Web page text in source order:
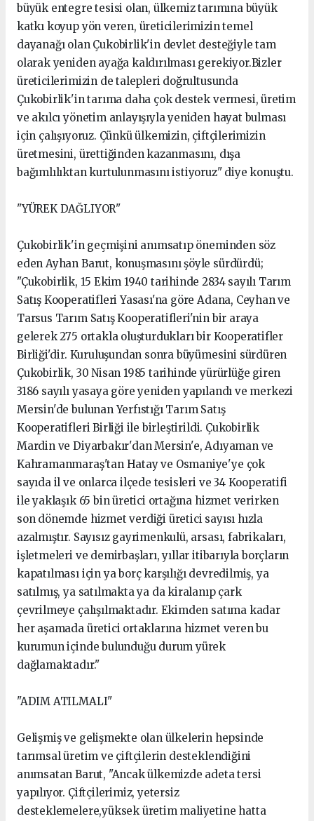
büyük entegre tesisi olan, ülkemiz tarımına büyük
katkı koyup yön veren, üreticilerimizin temel
dayanağı olan Çukobirlik'in devlet desteğiyle tam
olarak yeniden ayağa kaldırılması gerekiyor.Bizler
üreticilerimizin de talepleri doğrultusunda
Çukobirlik'in tarıma daha çok destek vermesi, üretim
ve akılcı yönetim anlayışıyla yeniden hayat bulması
için çalışıyoruz. Çünkü ülkemizin, çiftçilerimizin
üretmesini, ürettiğinden kazanmasını, dışa
bağımlılıktan kurtulunmasını istiyoruz" diye konuştu.
"YÜREK DAĞLIYOR"
Çukobirlik'in geçmişini anımsatıp öneminden söz
eden Ayhan Barut, konuşmasını şöyle sürdürdü;
"Çukobirlik, 15 Ekim 1940 tarihinde 2834 sayılı Tarım
Satış Kooperatifleri Yasası'na göre Adana, Ceyhan ve
Tarsus Tarım Satış Kooperatifleri'nin bir araya
gelerek 275 ortakla oluşturdukları bir Kooperatifler
Birliği'dir. Kuruluşundan sonra büyümesini sürdüren
Çukobirlik, 30 Nisan 1985 tarihinde yürürlüğe giren
3186 sayılı yasaya göre yeniden yapılandı ve merkezi
Mersin'de bulunan Yerfıstığı Tarım Satış
Kooperatifleri Birliği ile birleştirildi. Çukobirlik
Mardin ve Diyarbakır'dan Mersin'e, Adıyaman ve
Kahramanmaraş'tan Hatay ve Osmaniye'ye çok
sayıda il ve onlarca ilçede tesisleri ve 34 Kooperatifi
ile yaklaşık 65 bin üretici ortağına hizmet verirken
son dönemde hizmet verdiği üretici sayısı hızla
azalmıştır. Sayısız gayrimenkulü, arsası, fabrikaları,
işletmeleri ve demirbaşları, yıllar itibarıyla borçların
kapatılması için ya borç karşılığı devredilmiş, ya
satılmış, ya satılmakta ya da kiralanıp çark
çevrilmeye çalışılmaktadır. Ekimden satıma kadar
her aşamada üretici ortaklarına hizmet veren bu
kurumun içinde bulunduğu durum yürek
dağlamaktadır."
"ADIM ATILMALI"
Gelişmiş ve gelişmekte olan ülkelerin hepsinde
tarımsal üretim ve çiftçilerin desteklendiğini
anımsatan Barut, "Ancak ülkemizde adeta tersi
yapılıyor. Çiftçilerimiz, yetersiz
desteklemelere,yüksek üretim maliyetine hatta